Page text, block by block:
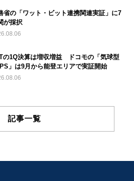
省の「ワット・ビット連携関連実証」に7
が採択
の1Q決算は増収増益 ドコモの「気球型
」は9月から能登エリアで実証開始
記事一覧